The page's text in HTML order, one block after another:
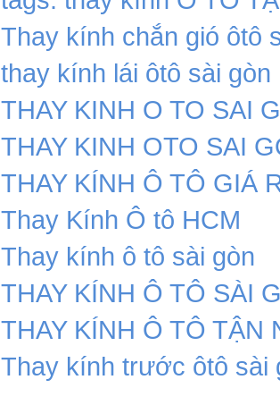
Thay kính chắn gió ôtô
thay kính lái ôtô sài gòn
THAY KINH O TO SAI
THAY KINH OTO SAI
THAY KÍNH Ô TÔ GIÁ
Thay Kính Ô tô HCM
Thay kính ô tô sài gòn
THAY KÍNH Ô TÔ SÀI
THAY KÍNH Ô TÔ TẬN
Thay kính trước ôtô sài